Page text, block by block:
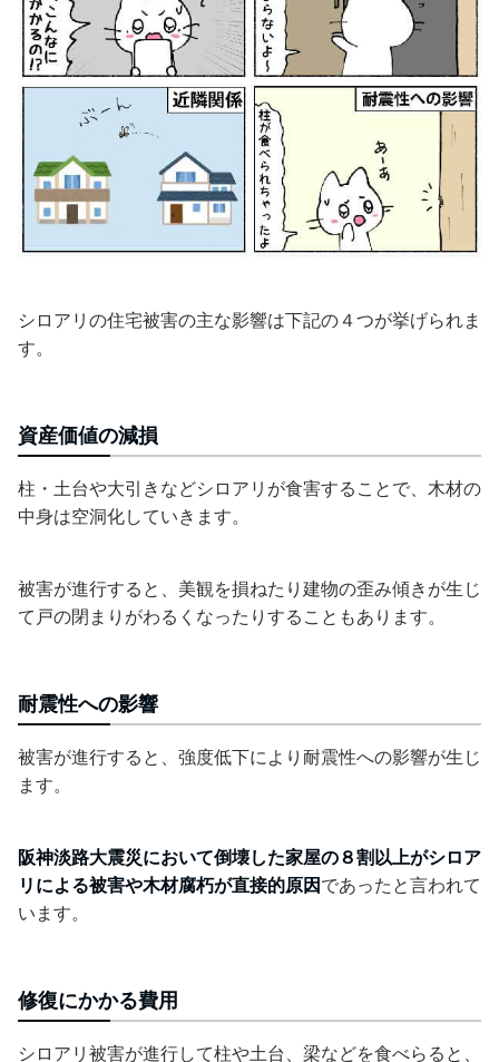
シロアリの住宅被害の主な影響は下記の４つが挙げられま
す。
資産価値の減損
柱・土台や大引きなどシロアリが食害することで、 木材の
中身は空洞化していきます。
被害が進行すると、美観を損ねたり 建物の歪み傾き が生じ
て戸の閉まりがわるくなったりすることもあります。
耐震性への影響
被害が進行すると、強度低下により耐震性への影響が生じ
ます。
阪神淡路大震災において倒壊した家屋の８割以上がシロア
リによる被害や木材腐朽が直接的原因であったと言われて
います。
修復にかかる費用
シロアリ被害が進行して柱や土台、梁などを食べらると、